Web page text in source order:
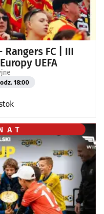
FC | III
UEFA
18:00